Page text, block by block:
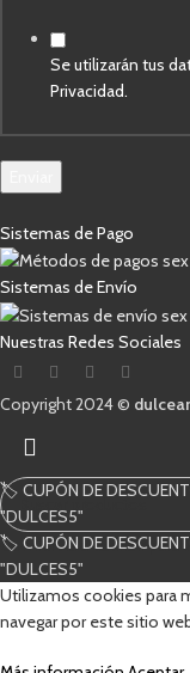
Se utilizarán tus
Privacidad.
Sistemas de Pago
Sistemas de Envío
Nuestras Redes Sociales
Copyright 2024 ©
Comienza a escribir
🏷️ CUPÓN DE
"DULCES5"
🏷️ CUPÓN DE
"DULCES5"
Utilizamos cookies para
navegar por este sitio